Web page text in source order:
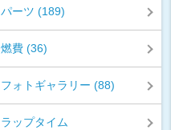
パーツ (189)
燃費 (36)
フォトギャラリー (88)
ラップタイム